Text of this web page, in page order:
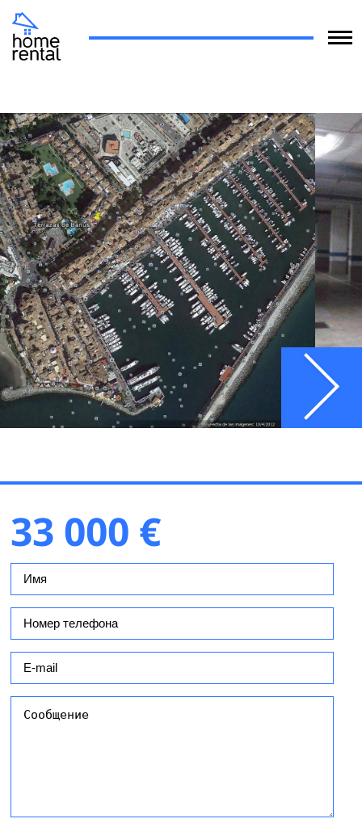
33 000 €